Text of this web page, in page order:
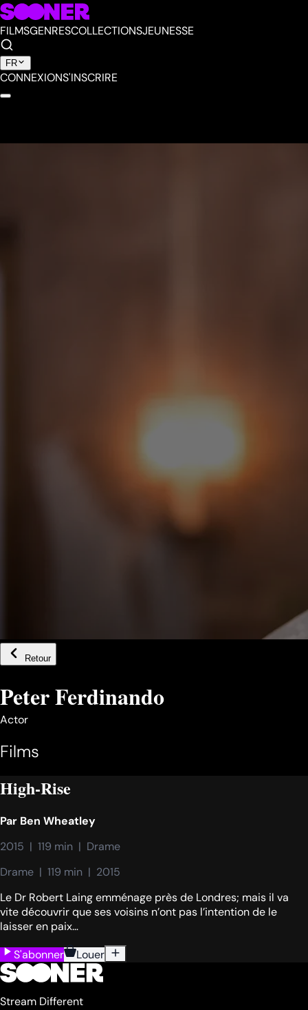
FILMSGENRESCOLLECTIONSJEUNESSE
FR
CONNEXIONS'INSCRIRE
Retour
Peter Ferdinando
Actor
Films
High-Rise
Par Ben Wheatley
2015  |  119 min  |  Drame
Drame  |  119 min  |  2015
Le Dr Robert Laing emménage près de Londres; mais il va
vite découvrir que ses voisins n’ont pas l’intention de le
laisser en paix…
S'abonner
Louer
Stream Different